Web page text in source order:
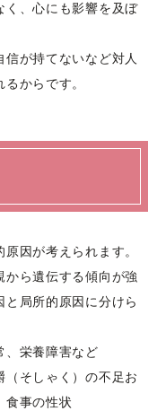
く、心にも影響を及ぼ
が持てないなど対人
からです。
因が考えられます。
ら遺伝する傾向が強
と局所的原因に分けら
栄養障害など
そしゃく）の不足お
食事の性状